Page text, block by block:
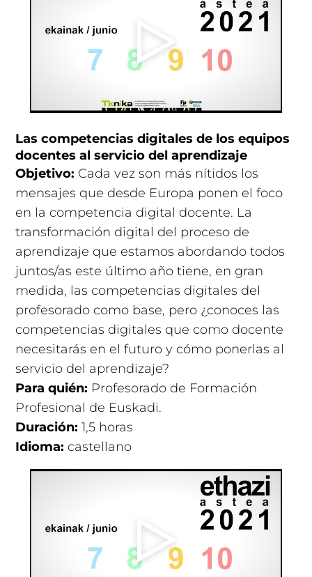
Las competencias digitales de los equipos
docentes al servicio del aprendizaje
Objetivo: Cada vez son más nítidos los
mensajes que desde Europa ponen el foco
en la competencia digital docente. La
transformación digital del proceso de
aprendizaje que estamos abordando todos
juntos/as este último año tiene, en gran
medida, las competencias digitales del
profesorado como base, pero ¿conoces las
competencias digitales que como docente
necesitarás en el futuro y cómo ponerlas al
servicio del aprendizaje?
Para quién: Profesorado de Formación
Profesional de Euskadi.
Duración: 1,5 horas
Idioma: castellano